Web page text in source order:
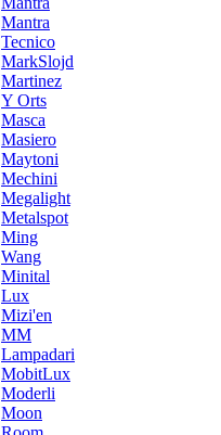
Mantra
Tecnico
MarkSlojd
Martinez
Y Orts
Masca
Masiero
Maytoni
Mechini
Megalight
Metalspot
Ming
Wang
Minital
Lux
Mizi'en
MM
Lampadari
MobitLux
Moderli
Moon